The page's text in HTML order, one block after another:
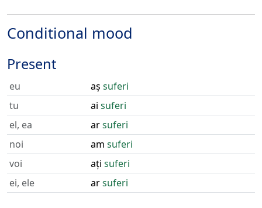
Conditional mood
Present
eu aș suferi
tu
ai suferi
el, ea
arsuferi
noi
am suferi
voi
ați suferi
ei, ele
arsuferi